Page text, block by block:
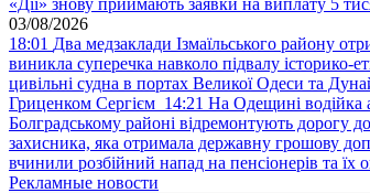
«Дії» знову приймають заявки на виплату 5
03/08/2026
18:01 Два медзаклади Ізмаїльського району
виникла суперечка навколо підвалу історико-
цивільні судна в портах Великої Одеси та
Гриценком Сергієм 14:21 На Одещині водійка
Болградському районі відремонтують
захисника, яка отримала державну грошову
вчинили розбійний напад на пенсіонерів та їх
Рекламные новости